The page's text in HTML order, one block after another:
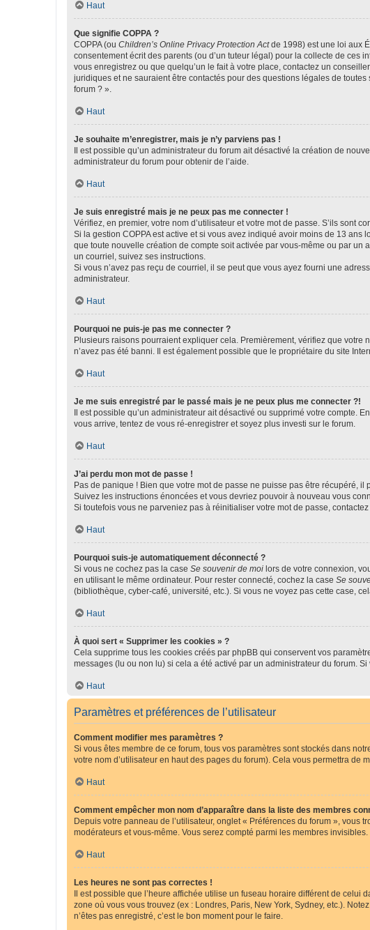
Haut
Que signifie COPPA ?
COPPA (ou Children’s Online Privacy Protection Actde 1998) est une loi aux
consentement écrit des parents (ou d’un tuteur légal) pour la collecte de ces
vous enregistrez ou que quelqu’un le fait à votre place, contactez un
juridiques et ne sauraient être contactés pour des questions légales de
forum ? ».
Haut
Je souhaite m’enregistrer, mais je n’y parviens pas !
Il est possible qu’un administrateur du forum ait désactivé la création de
administrateur du forum pour obtenir de l’aide.
Haut
Je suis enregistré mais je ne peux pas me connecter !
Vérifiez, en premier, votre nom d’utilisateur et votre mot de passe. S’ils sont
Si la gestion COPPA est active et si vous avez indiqué avoir moins de 13
que toute nouvelle création de compte soit activée par vous-même ou par un
un courriel, suivez ses instructions.
Si vous n’avez pas reçu de courriel, il se peut que vous ayez fourni une
administrateur.
Haut
Pourquoi ne puis-je pas me connecter ?
Plusieurs raisons pourraient expliquer cela. Premièrement, vérifiez que votre
n’avez pas été banni. Il est également possible que le propriétaire du site
Haut
Je me suis enregistré par le passé mais je ne peux plus me connecter ?!
Il est possible qu’un administrateur ait désactivé ou supprimé votre
vous arrive, tentez de vous ré-enregistrer et soyez plus investi sur le forum.
Haut
J’ai perdu mon mot de passe !
Pas de panique ! Bien que votre mot de passe ne puisse pas être récupéré,
Suivez les instructions énoncées et vous devriez pouvoir à nouveau vous
Si toutefois vous ne parveniez pas à réinitialiser votre mot de passe,
Haut
Pourquoi suis-je automatiquement déconnecté ?
Si vous ne cochez pas la case Se souvenir de moi lors de votre connexion,
en utilisant le même ordinateur. Pour rester connecté, cochez la case Se
(bibliothèque, cyber-café, université, etc.). Si vous ne voyez pas cette case,
Haut
À quoi sert « Supprimer les cookies » ?
Cela supprime tous les cookies créés par phpBB qui conservent vos
messages (lu ou non lu) si cela a été activé par un administrateur du forum.
Haut
Paramètres et préférences de l’utilisateur
Comment modifier mes paramètres ?
Si vous êtes membre de ce forum, tous vos paramètres sont stockés dans
votre nom d’utilisateur en haut des pages du forum). Cela vous permettra de
Haut
Comment empêcher mon nom d’apparaître dans la liste des membres
Depuis votre panneau de l’utilisateur, onglet « Préférences du forum », vous
modérateurs et vous-même. Vous serez compté parmi les membres invisibles.
Haut
Les heures ne sont pas correctes !
Il est possible que l’heure affichée utilise un fuseau horaire différent de celui
zone où vous vous trouvez (ex : Londres, Paris, New York, Sydney, etc.).
n’êtes pas enregistré, c’est le bon moment pour le faire.